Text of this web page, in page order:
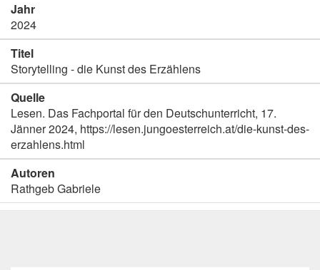
Jahr
2024
Titel
Storytelling - die Kunst des Erzählens
Quelle
Lesen. Das Fachportal für den Deutschunterricht, 17.
Jänner 2024, https://lesen.jungoesterreich.at/die-kunst-des-
erzahlens.html
Autoren
Rathgeb Gabriele